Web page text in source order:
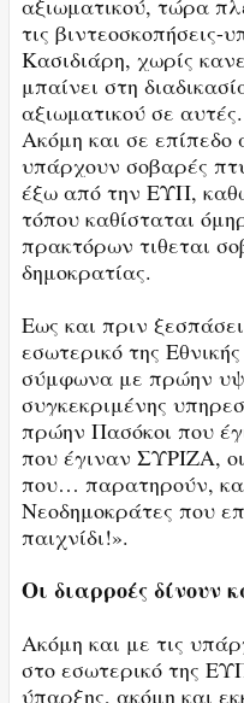
αξιωματικού, τώρα
τις βιντεοσκοπήσεις-
Κασιδιάρη, χωρίς
μπαίνει στη
αξιωματικού σε αυτές.
Ακόμη και σε
υπάρχουν σοβαρές
έξω από την ΕΥΠ,
τόπου καθίσταται
πρακτόρων τιθεται
δημοκρατίας.
Εως και πριν
εσωτερικό της
σύμφωνα με πρώην
συγκεκριμένης
πρώην Πασόκοι που
που έγιναν ΣΥΡΙΖΑ,
που… παρατηρούν,
Νεοδημοκράτες που
παιχνίδι!».
Οι διαρροές δίνουν
Ακόμη και με τις
στο εσωτερικό της
ύπαρξης, ακόμη και